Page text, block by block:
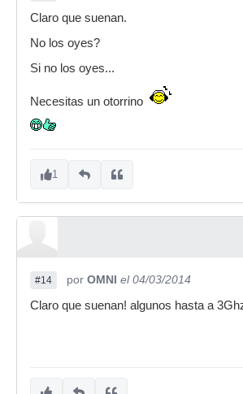
Claro que suenan.
No los oyes?
Si no los oyes...
Necesitas un otorrino
1
#14 por OMNI el 04/03/2014
Claro que suenan! algunos hasta a